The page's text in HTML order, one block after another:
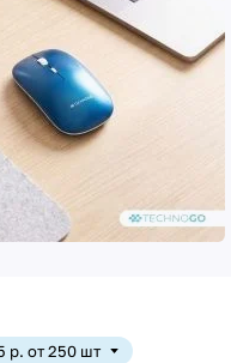
р. от 250 шт